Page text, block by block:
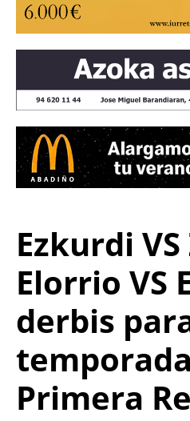
Ezkurdi
Elorrio VS
derbis
Primera